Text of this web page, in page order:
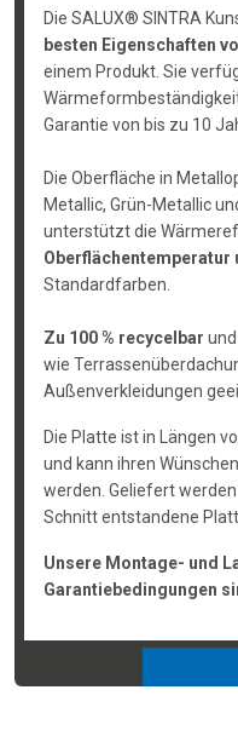
Die SALUX® SINTRA
besten Eigenschaften
einem Produkt. Sie
Garantie von bis zu 10
Die Oberfläche in
Metallic, Grün-Metallic
unterstützt die
Oberflächentemperatur
Standardfarben.
Zu 100 % recycelbar
wie
Außenverkleidungen
Die Platte ist in Längen
und kann ihren
werden. Geliefert
Schnitt entstandene
Unsere Montage- und
Garantiebedingungen